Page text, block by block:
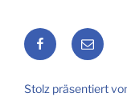
Facebook
E-
Mail
Stolz präsentiert